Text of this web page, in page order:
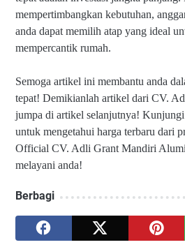
mempertimbangkan kebutuhan,
anda dapat memilih atap yang ideal
mempercantik rumah.
Semoga artikel ini membantu anda
tepat! Demikianlah artikel dari CV.
jumpa di artikel selanjutnya!
untuk mengetahui harga terbaru dari
Official CV. Adli Grant Mandiri
melayani anda!
Berbagi